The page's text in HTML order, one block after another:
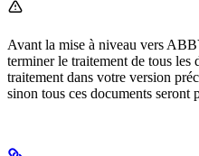
Avant la mise à niveau vers
terminer le traitement de tous les
traitement dans votre version
sinon tous ces documents seront